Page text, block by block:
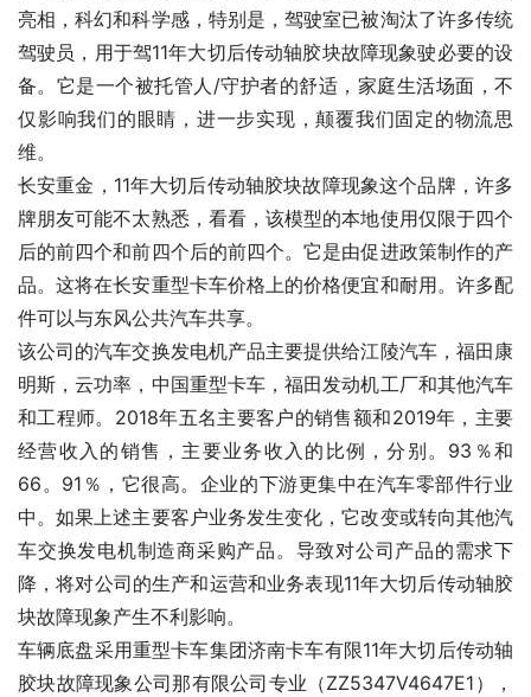
亮相，科幻和科学感，特别是，驾驶室已被淘汰了许多传统
驾驶员，用于驾11年大切后传动轴胶块故障现象驶必要的设
备。它是一个被托管人/守护者的舒适，家庭生活场面，不
仅影响我们的眼睛，进一步实现，颠覆我们固定的物流思
维。
长安重金，11年大切后传动轴胶块故障现象这个品牌，许多
牌朋友可能不太熟悉，看看，该模型的本地使用仅限于四个
后的前四个和前四个后的前四个。它是由促进政策制作的产
品。这将在长安重型卡车价格上的价格便宜和耐用。许多配
件可以与东风公共汽车共享。
该公司的汽车交换发电机产品主要提供给江陵汽车，福田康
明斯，云功率，中国重型卡车，福田发动机工厂和其他汽车
和工程师。2018年五名主要客户的销售额和2019年，主要
经营收入的销售，主要业务收入的比例，分别。93％和
66。91％，它很高。企业的下游更集中在汽车零部件行业
中。如果上述主要客户业务发生变化，它改变或转向其他汽
车交换发电机制造商采购产品。导致对公司产品的需求下
降，将对公司的生产和运营和业务表现11年大切后传动轴胶
块故障现象产生不利影响。
车辆底盘采用重型卡车集团济南卡车有限11年大切后传动轴
胶块故障现象公司那有限公司专业（ZZ5347V4647E1），